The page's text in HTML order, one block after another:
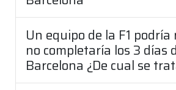
Un equipo de la F1
no completaría los 3 días
Barcelona ¿De cual se